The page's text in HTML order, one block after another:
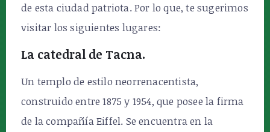
de esta ciudad patriota. Por lo que, te sugerimos
visitar los siguientes lugares:
La catedral de Tacna.
Un templo de estilo neorrenacentista,
construido entre 1875 y 1954, que posee la firma
de la compañía Eiffel. Se encuentra en la